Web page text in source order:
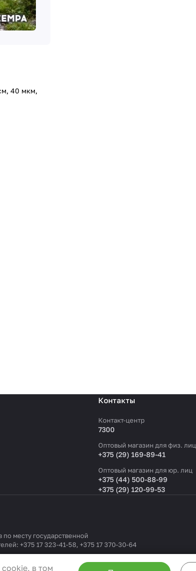
40 мкм,
Контакты
Контакт-центр
7300
Оптовый магазин для физ. лиц
+375 (29) 169-89-41
Оптовый магазин для юр. лиц
+375 (44) 500-88-99
+375 (29) 120-99-53
месту государственной
+375 17 323-41-58, +375 17 370-30-64
в том